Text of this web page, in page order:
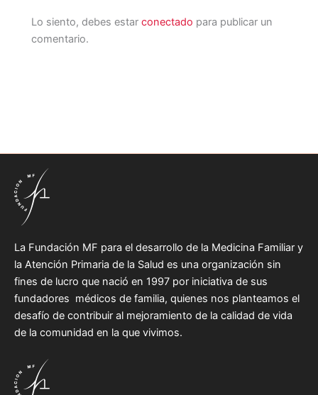
Lo siento, debes estarconectado para publicar un
comentario.
La Fundación MF para el desarrollo de la Medicina Familiar y
la Atención Primaria de la Salud es una organización sin
fines de lucro que nació en 1997 por iniciativa de sus
fundadores médicos de familia, quienes nos planteamos el
desafío de contribuir al mejoramiento de la calidad de vida
de la comunidad en la que vivimos.